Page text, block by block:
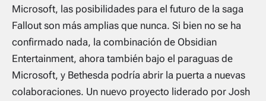
Microsoft, las posibilidades para el futuro de la saga
Fallout son más amplias que nunca. Si bien no se ha
confirmado nada, la combinación de Obsidian
Entertainment, ahora también bajo el paraguas de
Microsoft, y Bethesda podría abrir la puerta a nuevas
colaboraciones. Un nuevo proyecto liderado por Josh